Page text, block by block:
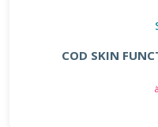
COD SKIN